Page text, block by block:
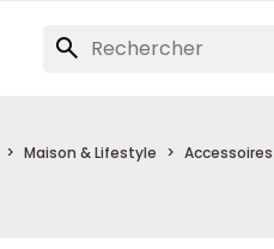
Maison & Lifestyle Accessoires